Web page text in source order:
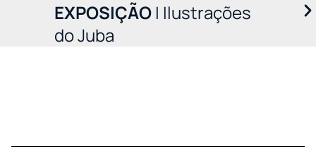
EXPOSIÇÃO I Ilustrações
do Juba